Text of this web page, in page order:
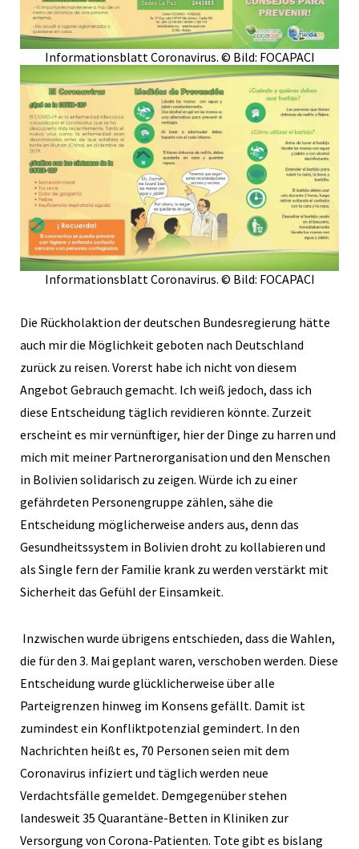
Informationsblatt Coronavirus. © Bild: FOCAPACI
Informationsblatt Coronavirus. © Bild: FOCAPACI
Die Rückholaktion der deutschen Bundesregierung hätte
auch mir die Möglichkeit geboten nach Deutschland
zurück zu reisen. Vorerst habe ich nicht von diesem
Angebot Gebrauch gemacht. Ich weiß jedoch, dass ich
diese Entscheidung täglich revidieren könnte. Zurzeit
erscheint es mir vernünftiger, hier der Dinge zu harren und
mich mit meiner Partnerorganisation und den Menschen
in Bolivien solidarisch zu zeigen. Würde ich zu einer
gefährdeten Personengruppe zählen, sähe die
Entscheidung möglicherweise anders aus, denn das
Gesundheitssystem in Bolivien droht zu kollabieren und
als Single fern der Familie krank zu werden verstärkt mit
Sicherheit das Gefühl der Einsamkeit.
Inzwischen wurde übrigens entschieden, dass die Wahlen,
die für den 3. Mai geplant waren, verschoben werden. Diese
Entscheidung wurde glücklicherweise über alle
Parteigrenzen hinweg im Konsens gefällt. Damit ist
zumindest ein Konfliktpotenzial gemindert. In den
Nachrichten heißt es, 70 Personen seien mit dem
Coronavirus infiziert und täglich werden neue
Verdachtsfälle gemeldet. Demgegenüber stehen
landesweit 35 Quarantäne-Betten in Kliniken zur
Versorgung von Corona-Patienten. Tote gibt es bislang